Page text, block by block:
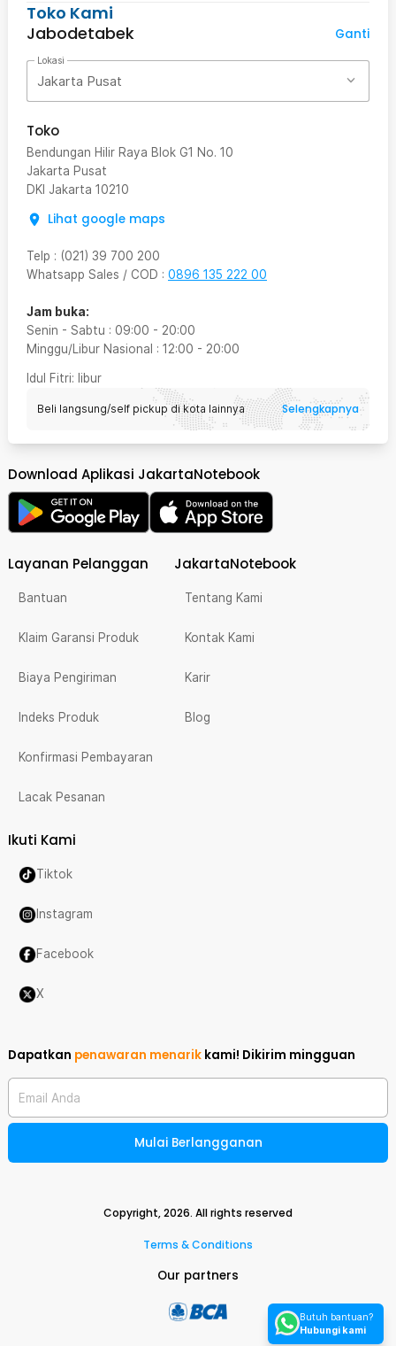
Toko Kami
Jabodetabek
Ganti
Lokasi
Jakarta Pusat
Toko
Bendungan Hilir Raya Blok G1 No. 10
Jakarta Pusat
DKI Jakarta 10210
Lihat google maps
Telp : (021) 39 700 200
Whatsapp Sales / COD : 0896 135 222 00
Jam buka:
Senin - Sabtu : 09:00 - 20:00
Minggu/Libur Nasional : 12:00 - 20:00
Idul Fitri: libur
Beli langsung/self pickup di kota lainnya Selengkapnya
Download Aplikasi JakartaNotebook
Layanan Pelanggan
Bantuan
Klaim Garansi Produk
Biaya Pengiriman
Indeks Produk
Konfirmasi Pembayaran
Lacak Pesanan
JakartaNotebook
Tentang Kami
Kontak Kami
Karir
Blog
Ikuti Kami
Tiktok
Instagram
Facebook
X
Dapatkan penawaran menarik kami! Dikirim mingguan
Email Anda
Mulai Berlangganan
Copyright,2026. All rights reserved
Terms & Conditions
Our partners
Butuh bantuan?
Hubungi kami